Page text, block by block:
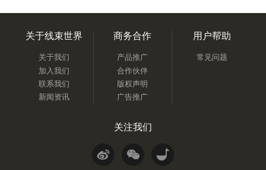
关于线束世界
关于我们
加入我们
联系我们
新闻资讯
商务合作
产品推广
合作伙伴
版权声明
广告推广
用户帮助
常见问题
关注我们